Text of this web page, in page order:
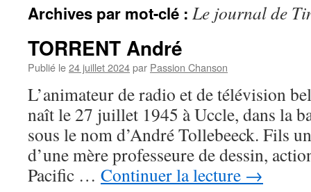
Archives par mot-clé : Le journal de
TORRENT André
Publié le24 juillet 2024par Passion Chanson
L’animateur de radio et de télévision
naît le 27 juillet 1945 à Uccle, dans la
sous le nom d’André Tollebeeck. Fils
d’une mère professeure de dessin,
Pacific … Continuer la lecture →